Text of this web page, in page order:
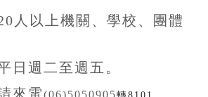
人以上機關、學校、團體
日週二至週五。
來電